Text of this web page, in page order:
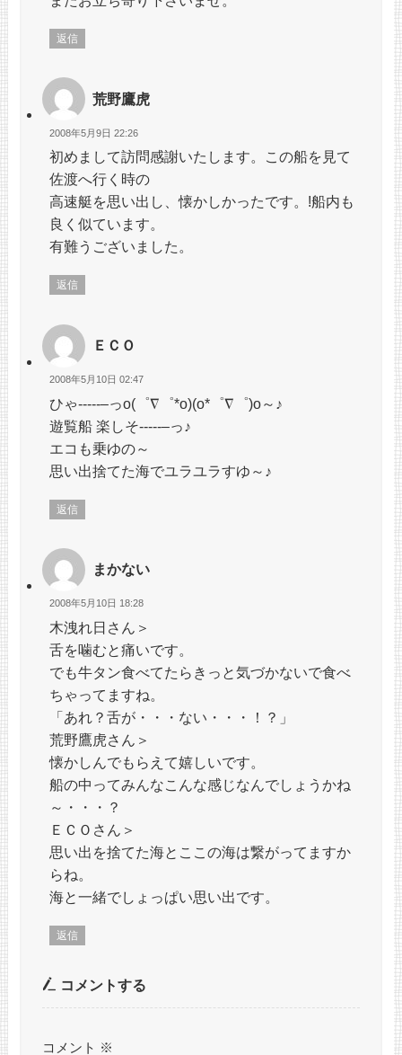
返信
荒野鷹虎
2008年5月9日 22:26
初めまして訪問感謝いたします。この船を見て
佐渡へ行く時の
高速艇を思い出し、懐かしかったです。!船内も
良く似ています。
有難うございました。
返信
ＥＣＯ
2008年5月10日 02:47
ひゃ-----–っo(゜∇゜*o)(o*゜∇゜)o～♪
遊覧船 楽しそ-----–っ♪
エコも乗ゆの～
思い出捨てた海でユラユラすゆ～♪
返信
まかない
2008年5月10日 18:28
木洩れ日さん＞
舌を噛むと痛いです。
でも牛タン食べてたらきっと気づかないで食べ
ちゃってますね。
「あれ？舌が・・・ない・・・！？」
荒野鷹虎さん＞
懐かしんでもらえて嬉しいです。
船の中ってみんなこんな感じなんでしょうかね
～・・・？
ＥＣＯさん＞
思い出を捨てた海とここの海は繋がってますか
らね。
海と一緒でしょっぱい思い出です。
返信
コメントする
コメント ※